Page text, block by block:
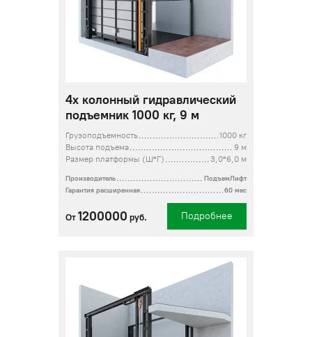
4х колонный гидравлический
подъемник 1000 кг, 9 м
Грузоподъемность
1000 кг
Высота подъема
9 м
Размер платформы (Ш*Г)
3,0*6,0 м
Производитель
ПодъемЛифт
Гарантия расширенная
60 мес
От 1200000 руб. Подробнее